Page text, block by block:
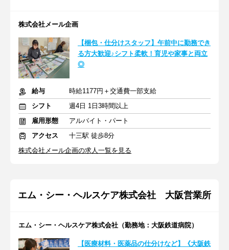
株式会社メール企画
【梱包・仕分けスタッフ】午前中に勤務でき
る方大歓迎♪シフト柔軟！育児や家事と両立
◎
給与
時給1177円＋交通費一部支給
シフト
週4日 1日3時間以上
雇用形態
アルバイト・パート
アクセス
十三駅 徒歩8分
株式会社メール企画の求人一覧を見る
エム・シー・ヘルスケア株式会社 大阪営業所
エム・シー・ヘルスケア株式会社（勤務地：大阪鉄道病院）
【医療材料・医薬品の仕分けなど】《大阪鉄